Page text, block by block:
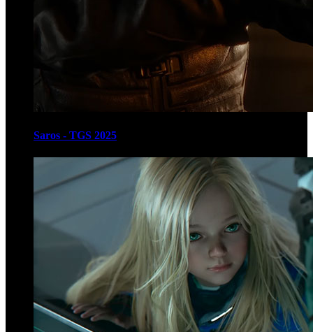
Saros - TGS 2025